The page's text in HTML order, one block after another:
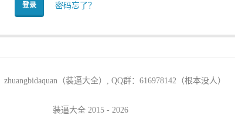
登录 密码忘了？
（装逼大全）, QQ群：616978142（根本没人）
装逼大全 2015 - 2026